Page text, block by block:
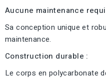
Aucune maintenance
Sa conception unique et
maintenance.
Construction durable :
Le corps en polycarbonate